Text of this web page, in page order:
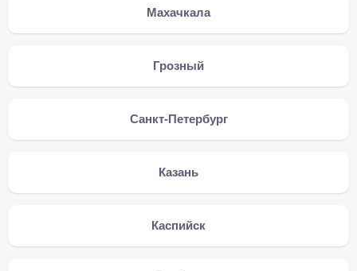
Махачкала
Грозный
Санкт-Петербург
Казань
Каспийск